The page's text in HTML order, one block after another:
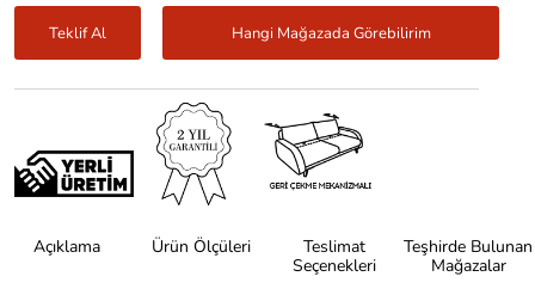
Teklif Al Hangi Mağazada Görebilirim
Açıklama Ürün Ölçüleri
Teslimat
Seçenekleri
Teşhirde Bulunan
Mağazalar